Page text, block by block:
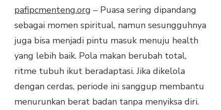
pafipcmenteng.org – Puasa sering dipandang
sebagai momen spiritual, namun sesungguhnya
juga bisa menjadi pintu masuk menuju health
yang lebih baik. Pola makan berubah total,
ritme tubuh ikut beradaptasi. Jika dikelola
dengan cerdas, periode ini sanggup membantu
menurunkan berat badan tanpa menyiksa diri.